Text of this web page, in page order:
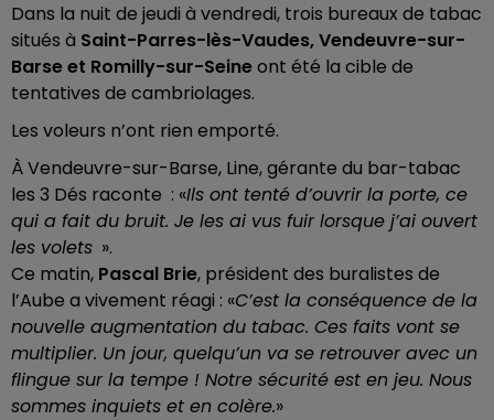
Dans la nuit de jeudi à vendredi, trois bureaux de tabac
situés à Saint-Parres-lès-Vaudes, Vendeuvre-sur-
Barse et Romilly-sur-Seineont été la cible de
tentatives de cambriolages.
Les voleurs n’ont rien emporté.
À Vendeuvre-sur-Barse, Line, gérante du bar-tabac
les 3 Dés raconte : «Ils ont tenté d’ouvrir la porte, ce
qui a fait du bruit. Je les ai vus fuir lorsque j’ai ouvert
les volets ».
Ce matin, Pascal Brie, président des buralistes de
l’Aube a vivement réagi : «C’est la conséquence de la
nouvelle augmentation du tabac. Ces faits vont se
multiplier. Un jour, quelqu’un va se retrouver avec un
flingue sur la tempe ! Notre sécurité est en jeu. Nous
sommes inquiets et en colère.»